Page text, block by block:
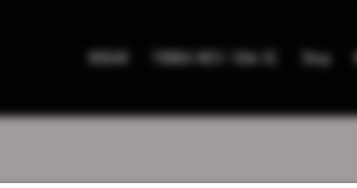
HOGAR TIENDA MC9 / Elite SC Shop